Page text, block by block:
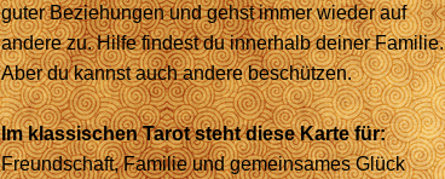
guter Beziehungen und gehst immer wieder auf
andere zu. Hilfe findest du innerhalb deiner Familie.
Aber du kannst auch andere beschützen.
Im klassischen Tarot steht diese Karte für:
Freundschaft, Familie und gemeinsames Glück